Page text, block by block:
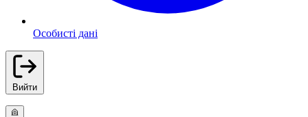
Особисті дані
Вийти